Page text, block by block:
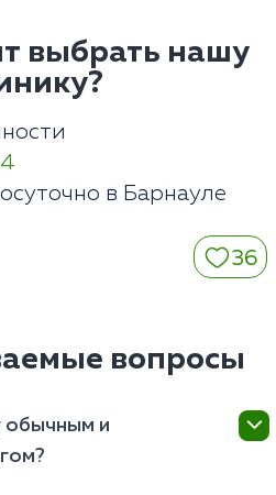
выбрать нашу
в Барнауле
36
вопросы
обычным и